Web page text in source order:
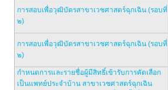
การสอบเพื่อวุฒิบัตรสาขาเวชศาสตร์ฉุกเฉิน (รอบที่
๒)
การสอบเพื่อวุฒิบัตรสาขาเวชศาสตร์ฉุกเฉิน (รอบที่
๒)
กำหนดการและรายชื่อผู้มีสิทธิ์เข้ารับการคัดเลือก
เป็นแพทย์ประจำบ้าน สาขาเวชศาสตร์ฉุกเฉิน